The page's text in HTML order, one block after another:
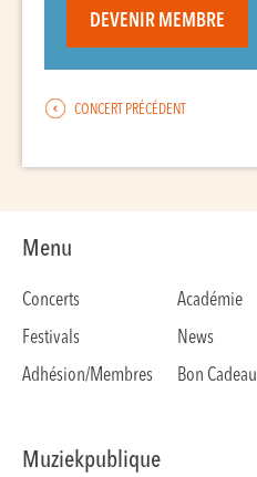
DEVENIR MEMBRE
CONCERT PRÉCÉDENT
Menu
Concerts Académie
Festivals
News
Adhésion/Membres
Bon Cadeau
Muziekpublique